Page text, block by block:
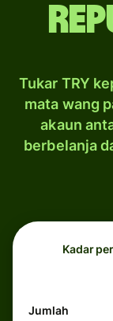
Tukar TRY
mata wang
akaun
berbelanja
Kadar
Jumlah